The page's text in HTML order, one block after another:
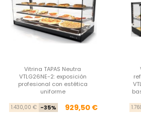
Vitrina TAPAS Neutra
VTLG26NE-2: exposición
profesional con estética
uniforme
Precio base
1.430,00 € -35% Precio
929,50 €